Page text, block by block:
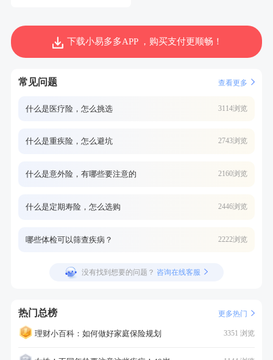
下载小易多多APP ，购买支付更顺畅！
常见问题 查看更多
什么是医疗险，怎么挑选 3114浏览
什么是重疾险，怎么避坑 2743浏览
什么是意外险，有哪些要注意的 2160浏览
什么是定期寿险，怎么选购 2446浏览
哪些体检可以筛查疾病？ 2222浏览
没有找到想要的问题？ 咨询在线客服
热门总榜 更多热门
理财小百科：如何做好家庭保险规划 3351 浏览